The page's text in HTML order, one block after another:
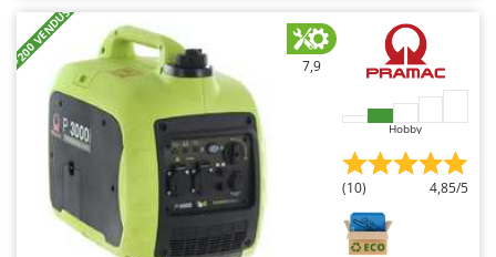
Titania
Tornado
Tre Spade
Trev - Abrek - TecnoVIR
Trotec
Troy-Bilt
Udor
+200 VENDUS 7,9
Hobby
(10) 4,85/5